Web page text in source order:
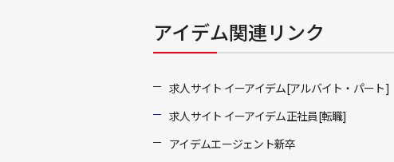
アイデム関連リンク
求人サイト イーアイデム[アルバイト・パート]
求人サイト イーアイデム正社員[転職]
アイデムエージェント新卒